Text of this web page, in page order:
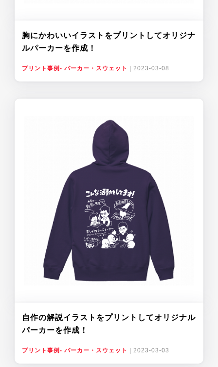
胸にかわいいイラストをプリントしてオリジナ
ルパーカーを作成！
プリント事例- パーカー・スウェット 2023-03-08
自作の解説イラストをプリントしてオリジナル
パーカーを作成！
プリント事例- パーカー・スウェット 2023-03-03